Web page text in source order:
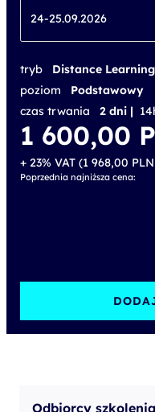
24-25.09.2026
tryb
Distance Learning
poziom
Podstawowy
czas trwania
2 dni |
1 600,00
+ 23% VAT (1 968,00 PLN
Poprzednia najniższa cena:
Odbiorcy szkolenia